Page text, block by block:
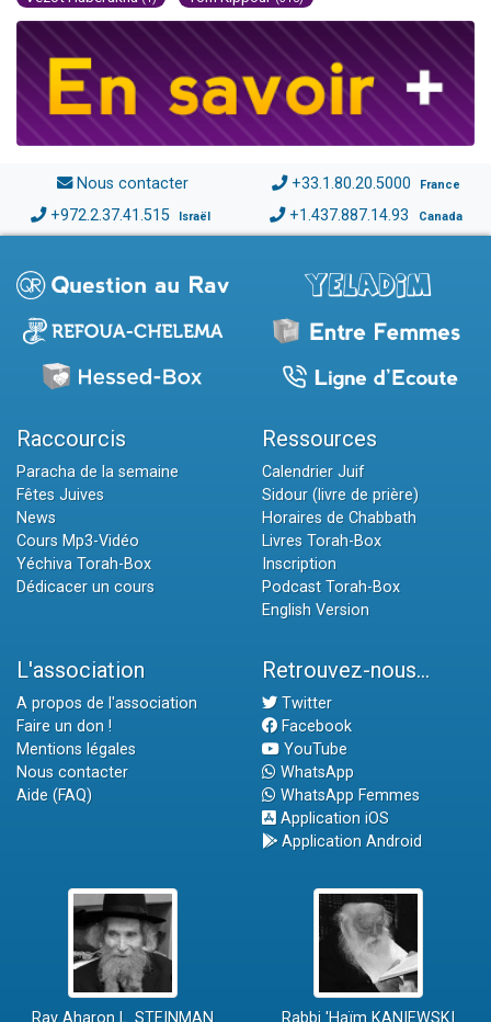
Nous contacter +33.1.80.20.5000 France
+972.2.37.41.515 Israël +1.437.887.14.93 Canada
Raccourcis
Paracha de la semaine
Fêtes Juives
News
Cours Mp3-Vidéo
Yéchiva Torah-Box
Dédicacer un cours
Ressources
Calendrier Juif
Sidour (livre de prière)
Horaires de Chabbath
Livres Torah-Box
Inscription
Podcast Torah-Box
English Version
L'association
A propos de l'association
Faire un don !
Mentions légales
Nous contacter
Aide (FAQ)
Retrouvez-nous...
Twitter
Facebook
YouTube
WhatsApp
WhatsApp Femmes
Application iOS
Application Android